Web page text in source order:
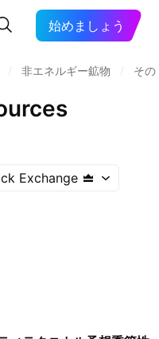
始めましょう
非エネルギー鉱物 その
Exchange